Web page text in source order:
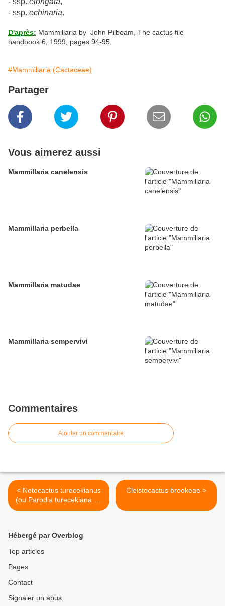
- ssp. echinaria.
D'après: Mammillaria by John Pilbeam, The cactus file
handbook 6, 1999, pages 94-95.
#Mammillaria (Cactaceae)
Partager
Vous aimerez aussi
Mammillaria canelensis
Mammillaria perbella
Mammillaria matudae
Mammillaria sempervivi
Commentaires
Ajouter un commentaire
< Notocactus turecekianus
(ou Parodia turecekiana Ex
Notocactus mammulosus
Cleistocactus brookeae >
Hébergé par Overblog
Top articles
Pages
Contact
Signaler un abus